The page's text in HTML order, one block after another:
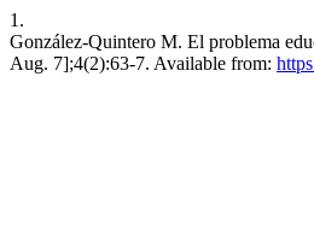
1.
González-Quintero M. El problema
Aug. 7];4(2):63-7. Available from: